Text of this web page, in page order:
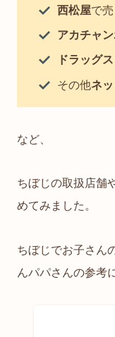
西松屋で
アカチャ
ドラッグ
その他ネ
など、
ちぼじの取扱店舗
めてみました。
ちぼじでお子さん
んパパさんの参考